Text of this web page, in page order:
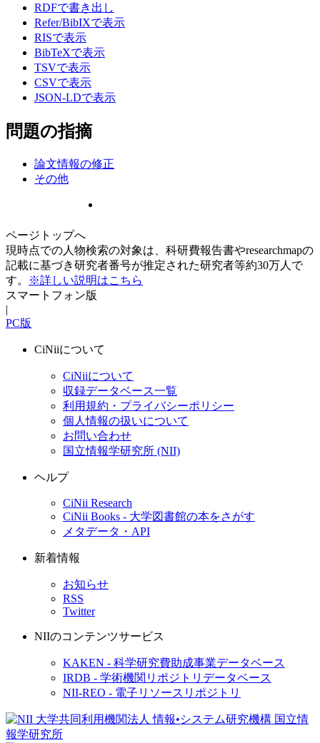
RDFで書き出し
Refer/BibIXで表示
RISで表示
BibTeXで表示
TSVで表示
CSVで表示
JSON-LDで表示
問題の指摘
論文情報の修正
その他
ページトップへ
現時点での人物検索の対象は、科研費報告書やresearchmapの
記載に基づき研究者番号が推定された研究者等約30万人で
す。
※詳しい説明はこちら
スマートフォン版
|
PC版
CiNiiについて
CiNiiについて
収録データベース一覧
利用規約・プライバシーポリシー
個人情報の扱いについて
お問い合わせ
国立情報学研究所 (NII)
ヘルプ
CiNii Research
CiNii Books - 大学図書館の本をさがす
メタデータ・API
新着情報
お知らせ
RSS
Twitter
NIIのコンテンツサービス
KAKEN - 科学研究費助成事業データベース
IRDB - 学術機関リポジトリデータベース
NII-REO - 電子リソースリポジトリ